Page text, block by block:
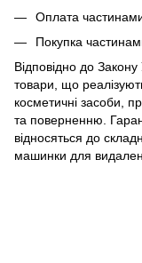
Оплата
Покупка
Відповідно до
товари, що
косметичні засоби,
та поверненню.
відносяться до
машинки для